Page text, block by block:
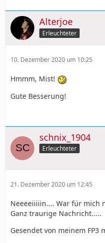
Alterjoe
Erleuchteter
10. Dezember 2020 um 10:25
Hmmm, Mist!
Gute Besserung!
schnix_1904
Erleuchteter
21. Dezember 2020 um 12:45
Neeeeiiiiin.... War für mich
Ganz traurige Nachricht.....
Gesendet von meinem FP3